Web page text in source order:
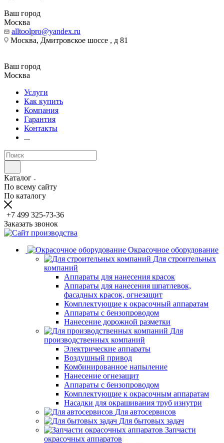
Ваш город
Москва
alltoolpro@yandex.ru
Москва, Дмитровское шоссе , д 81
Ваш город
Москва
Услуги
Как купить
Компания
Гарантия
Контакты
...
Каталог
По всему сайту
По каталогу
+7 499 325-73-36
Заказать звонок
Окрасочное оборудование
Для строительных
компаний
Аппараты для нанесения красок
Аппараты для нанесения шпатлевок,
фасадных красок, огнезащит
Комплектующие к окрасочный аппаратам
Аппараты с бензопроводом
Нанесение дорожной разметки
Для
производственных компаний
Электрические аппараты
Воздушный привод
Комбинированное напыление
Нанесение огнезащит
Аппараты с бензопроводом
Комплектующие к окрасочным аппаратам
Насадки для окрашивания труб изнутри
Для автосервисов
Для бытовых задач
Запчасти
окрасочных аппаратов